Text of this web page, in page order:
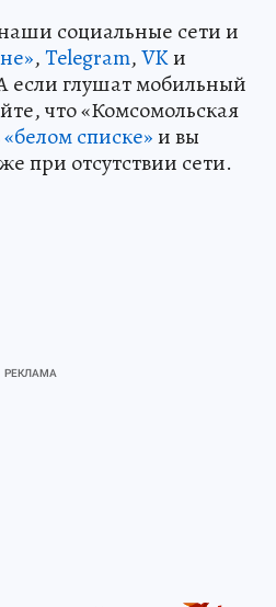
социальные сети и
,Telegram,VKи
если глушат мобильный
что «Комсомольская
«белом списке»и вы
при отсутствии сети.